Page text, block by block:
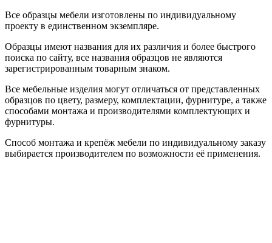
Все образцы мебели изготовлены по индивидуальному
проекту в единственном экземпляре.
Образцы имеют названия для их различия и более быстрого
поиска по сайту, все названия образцов не являются
зарегистрированным товарным знаком.
Все мебельные изделия могут отличаться от представленных
образцов по цвету, размеру, комплектации, фурнитуре, а также
способами монтажа и производителями комплектующих и
фурнитуры.
Способ монтажа и крепёж мебели по индивидуальному заказу
выбирается производителем по возможности её применения.